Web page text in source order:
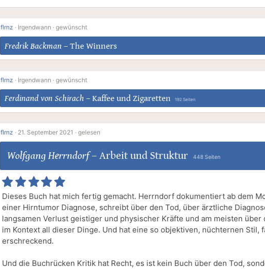
flrnz · Irgendwann · gewünscht
Fredrik Backman – The Winners
flrnz · Irgendwann · gewünscht
Ferdinand von Schirach – Kaffee und Zigaretten 192 Seiten
flrnz · 21. September 2021 · gelesen
Wolfgang Herrndorf– Arbeit und Struktur 448 Seiten
Dieses Buch hat mich fertig gemacht. Herrndorf dokumentiert ab dem
einer Hirntumor Diagnose, schreibt über den Tod, über ärztliche
langsamen Verlust geistiger und physischer Kräfte und am meisten über
im Kontext all dieser Dinge. Und hat eine so objektiven, nüchternen Stil,
erschreckend.
Und die Buchrücken Kritik hat Recht, es ist kein Buch über den Tod,